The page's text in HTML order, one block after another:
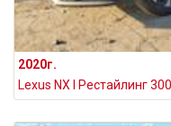
2020г.
Lexus NX I Рестайлинг